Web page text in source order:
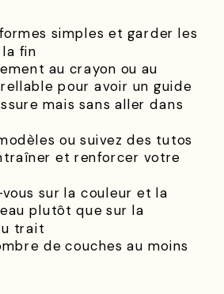
simples et garder les
fin
au crayon ou au
pour avoir un guide
mais sans aller dans
ou suivez des tutos
et renforcer votre
sur la couleur et la
plutôt que sur la
trait
de couches au moins